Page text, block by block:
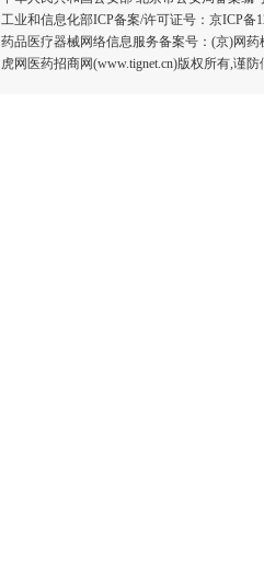
工业和信息化部ICP备案/许可证号： 京ICP备
药品医疗器械网络信息服务备案号：(京)网药
虎网医药招商网(www.tignet.cn)版权所有,谨防